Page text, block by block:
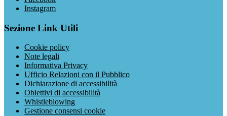
Instagram
Sezione Link Utili
Cookie policy
Note legali
Informativa Privacy
Ufficio Relazioni con il Pubblico
Dichiarazione di accessibilità
Obiettivi di accessibilità
Whistleblowing
Gestione consensi cookie